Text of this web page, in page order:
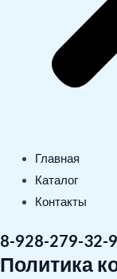
Главная
Каталог
Контакты
8-928-279-32-
Политика